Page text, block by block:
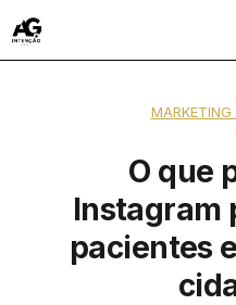
O que
Instagram
pacientes